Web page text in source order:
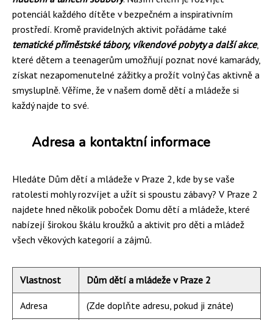
potenciál každého dítěte v bezpečném a inspirativním
prostředí. Kromě pravidelných aktivit pořádáme také
tematické příměstské tábory, víkendové pobyty a další akce,
které dětem a teenagerům umožňují poznat nové kamarády,
získat nezapomenutelné zážitky a prožít volný čas aktivně a
smysluplně. Věříme, že v našem domě dětí a mládeže si
každý najde to své.
Adresa a kontaktní informace
Hledáte Dům dětí a mládeže v Praze 2, kde by se vaše
ratolesti mohly rozvíjet a užít si spoustu zábavy? V Praze 2
najdete hned několik poboček Domu dětí a mládeže, které
nabízejí širokou škálu kroužků a aktivit pro děti a mládež
všech věkových kategorií a zájmů.
Vlastnost Dům dětí a mládeže v Praze 2
Adresa (Zde doplňte adresu, pokud ji znáte)